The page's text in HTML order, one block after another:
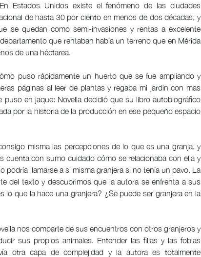
Estados Unidos existe el fenómeno de las ciudades
de hasta 30 por ciento en menos de dos décadas, y
se quedan como semi-invasiones y rentas a excelente
que rentaban había un terreno que en Mérida
de una héctarea.
puso rápidamente un huerto que se fue ampliando y
páginas al leer de plantas y regaba mi jardín con mas
en jaque: Novella decidió que su libro autobiográfico
por la historia de la producción en ese pequeño espacio
misma las percepciones de lo que es una granja, y
cuenta con sumo cuidado cómo se relacionaba con ella y
podría llamarse a si misma granjera si no tenía un pavo. La
del texto y descubrimos que la autora se enfrenta a sus
lo que la hace una granjera? ¿Se puede ser granjera en la
nos comparte de sus encuentros con otros granjeros y
sus propios animales. Entender las filias y las fobias
otra capa de complejidad y la autora es totalmente